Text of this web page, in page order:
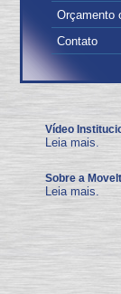
Orçamento
Contato
Vídeo
Leia mais.
Sobre a
Leia mais.